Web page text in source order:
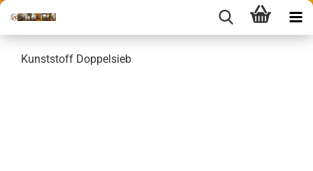
Kunststoff Doppelsieb